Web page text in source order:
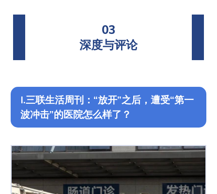
03
深度与评论
I.三联生活周刊：“放开”之后，遭受“第一
波冲击”的医院怎么样了？